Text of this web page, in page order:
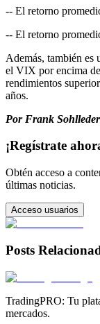
-- El retorno
-- El retorno
Además, también es
el VIX por encima
rendimientos
años.
Por Frank
¡Regístrate
Obtén acceso a
últimas noticias.
Acceso usuarios
Posts
TradingPRO: Tu
mercados.